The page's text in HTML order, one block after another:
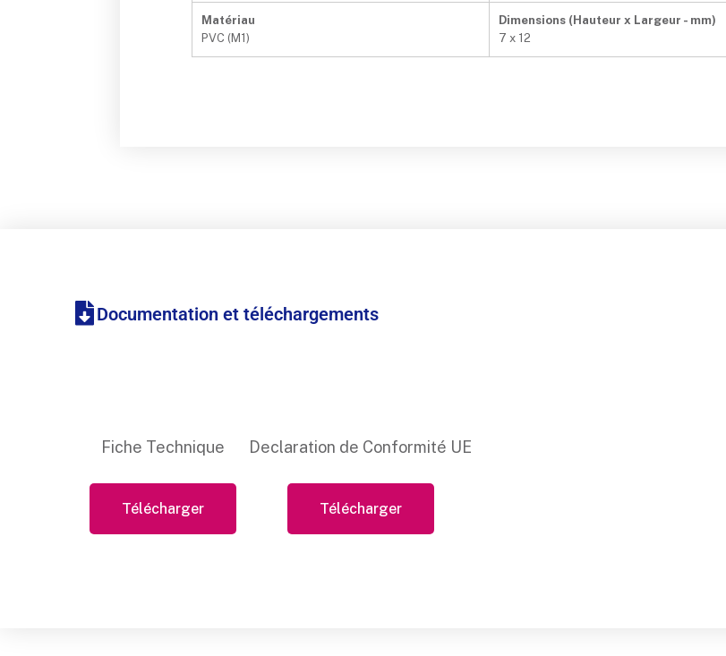
Matériau
PVC (M1)
Dimensions (Hauteur x Largeur - mm)
7 x 12
Documentation et téléchargements
Fiche Technique
Télécharger
Declaration de Conformité UE
Télécharger